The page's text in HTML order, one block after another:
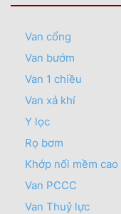
Van cổng
Van bướm
Van 1 chiều
Van xả khí
Y lọc
Rọ bơm
Khớp nối mềm cao
Van PCCC
Van Thuỷ lực